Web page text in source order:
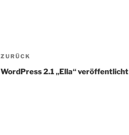
Beitragsnavigation
Vorheriger
Beitrag
ZURÜCK
WordPress 2.1 „Ella“ veröffentlicht